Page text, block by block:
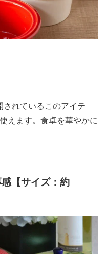
されているこのアイテ
えます。食卓を華やかに
【サイズ：約